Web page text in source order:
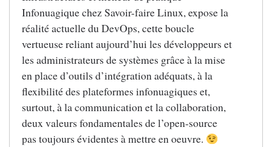
Infonuagique chez Savoir-faire Linux, expose la
réalité actuelle du DevOps, cette boucle
vertueuse reliant aujourd’hui les développeurs et
les administrateurs de systèmes grâce à la mise
en place d’outils d’intégration adéquats, à la
flexibilité des plateformes infonuagiques et,
surtout, à la communication et la collaboration,
deux valeurs fondamentales de l’open-source
pas toujours évidentes à mettre en oeuvre.